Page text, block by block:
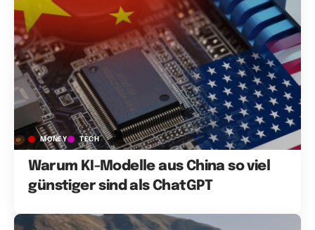
MONEY TECH
Warum KI-Modelle aus China so viel
günstiger sind als ChatGPT